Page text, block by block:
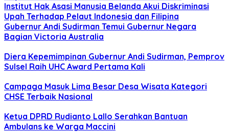
Institut Hak Asasi Manusia Belanda Akui Diskriminasi
Upah Terhadap Pelaut Indonesia dan Filipina
Gubernur Andi Sudirman Temui Gubernur Negara
Bagian Victoria Australia
Diera Kepemimpinan Gubernur Andi Sudirman, Pemprov
Sulsel Raih UHC Award Pertama Kali
Campaga Masuk Lima Besar Desa Wisata Kategori
CHSE Terbaik Nasional
Ketua DPRD Rudianto Lallo Serahkan Bantuan
Ambulans ke Warga Maccini